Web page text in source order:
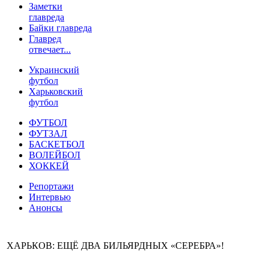
Заметки
главреда
Байки главреда
Главред
отвечает...
Украинский
футбол
Харьковский
футбол
ФУТБОЛ
ФУТЗАЛ
БАСКЕТБОЛ
ВОЛЕЙБОЛ
ХОККЕЙ
Репортажи
Интервью
Анонсы
ХАРЬКОВ: ЕЩЁ ДВА БИЛЬЯРДНЫХ «СЕРЕБРА»!